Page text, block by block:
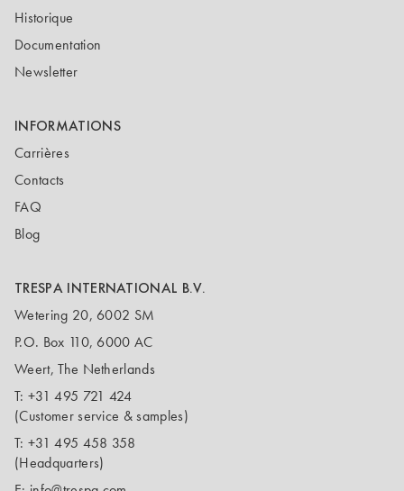
Historique
Documentation
Newsletter
INFORMATIONS
Carrières
Contacts
FAQ
Blog
TRESPA INTERNATIONAL B.V.
Wetering 20, 6002 SM
P.O. Box 110, 6000 AC
Weert, The Netherlands
T: +31 495 721 424
(Customer service & samples)
T: +31 495 458 358
(Headquarters)